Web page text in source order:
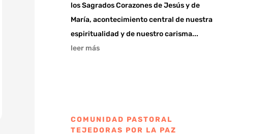
los Sagrados Corazones de Jesús y de
María, acontecimiento central de nuestra
espiritualidad y de nuestro carisma...
leer más
COMUNIDAD PASTORAL
TEJEDORAS POR LA PAZ